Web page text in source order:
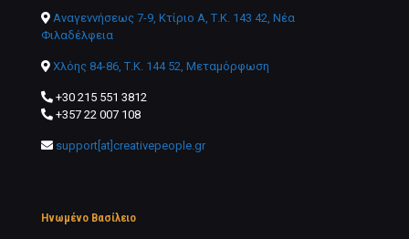
Αναγεννήσεως 7-9, Κτίριο Α, Τ.Κ. 143 42, Νέα
Φιλαδέλφεια
Χλόης 84-86, Τ.Κ. 144 52, Μεταμόρφωση
+30 215 551 3812
+357 22 007 108
support[at]creativepeople.gr
Ηνωμένο Βασίλειο